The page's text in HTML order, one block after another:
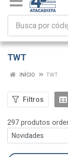
TWT
INÍCIO TWT
Filtros
297 produtos